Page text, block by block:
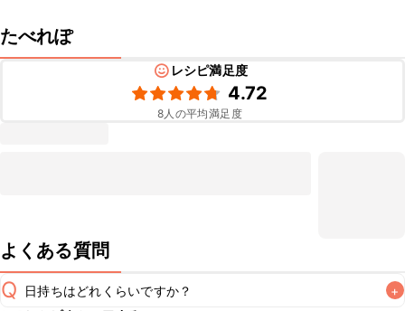
たべれぽ
レシピ満足度
4.72
8人の平均満足度
よくある質問
Q 日持ちはどれくらいですか？ +